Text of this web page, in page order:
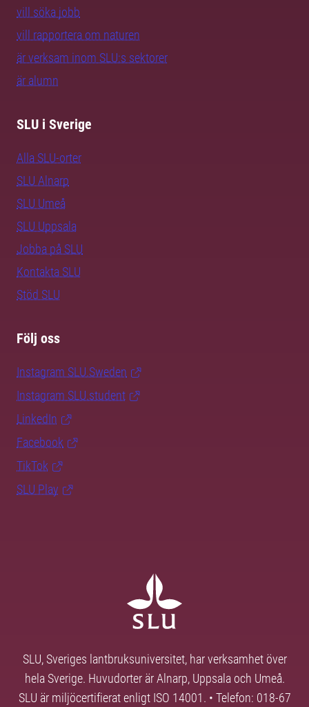
vill söka jobb
vill rapportera om naturen
är verksam inom SLU:s sektorer
är alumn
SLU i Sverige
Alla SLU-orter
SLU Alnarp
SLU Umeå
SLU Uppsala
Jobba på SLU
Kontakta SLU
Stöd SLU
Följ oss
Instagram SLU.Sweden
Instagram SLU.student
LinkedIn
Facebook
TikTok
SLU Play
SLU, Sveriges lantbruksuniversitet, har verksamhet över
hela Sverige. Huvudorter är Alnarp, Uppsala och Umeå.
SLU är miljöcertifierat enligt ISO 14001. • Telefon: 018-67